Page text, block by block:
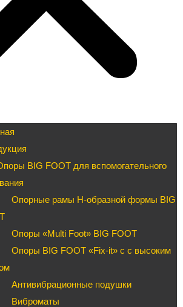
BIG FOOT для вспомогательного
Опорные рамы H-образной формы BIG
Опоры «Multi Foot» BIG FOOT
Опоры BIG FOOT «Fix-it» c с высоким
Антивибрационные подушки
Виброматы